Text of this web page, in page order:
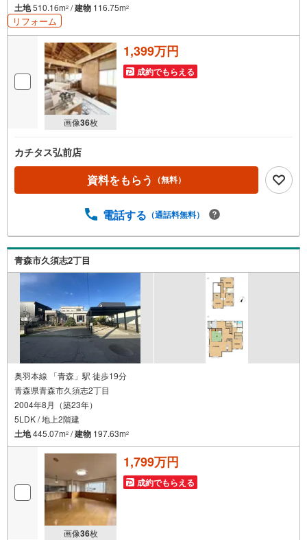
土地510.16m2 /建物 116.75m2
リフォーム
画像36枚
1,399万円
成約でもらえる
カチタス弘前店
資料をもらう （無料）
電話する （通話料無料）
青森市久須志2丁目
奥羽本線 「青森」駅 徒歩19分
青森県青森市久須志2丁目
2004年8月（築23年）
5LDK / 地上2階建
土地445.07m2 /建物 197.63m2
画像36枚
1,799万円
成約でもらえる